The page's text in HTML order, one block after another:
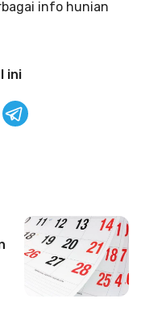
info hunian
ini